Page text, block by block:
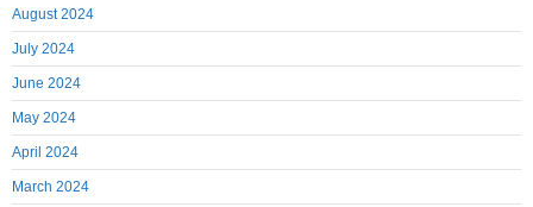
August 2024
July 2024
June 2024
May 2024
April 2024
March 2024